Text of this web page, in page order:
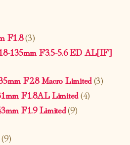
F1.8(3)
135mm F3.5-5.6 ED AL[IF]
F2.8 Macro Limited(3)
F1.8AL Limited(4)
F1.9 Limited(9)